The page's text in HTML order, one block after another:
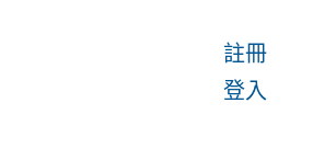
註冊
登入